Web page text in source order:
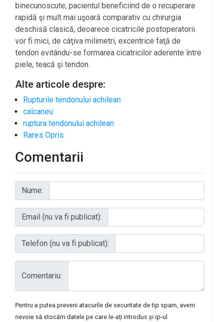
binecunoscute, pacientul beneficiind de o recuperare
rapidă şi mult mai uşoară comparativ cu chirurgia
deschisă clasică, deoarece cicatricile postoperatorii
vor fi mici, de câţiva milimetri, excentrice faţă de
tendon evitându-se formarea cicatricilor aderente între
piele, teacă şi tendon.
Alte articole despre:
Rupturile tendonului achilean
calcaneu
ruptura tendonului achilean
Rares Opris
Comentarii
Nume:
Email (nu va fi publicat):
Telefon (nu va fi publicat):
Comentariu:
Pentru a putea preveni atacurile de securitate de tip spam, avem
nevoie să stocăm datele pe care le-ați introdus și ip-ul